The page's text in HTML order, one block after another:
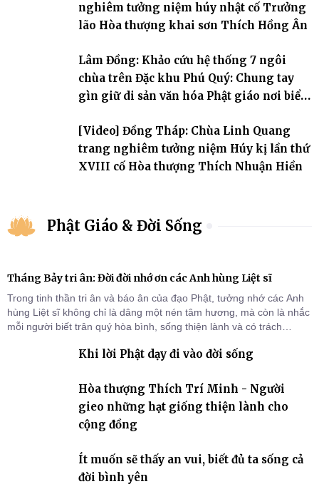
nghiêm tưởng niệm húy nhật cố Trưởng
lão Hòa thượng khai sơn Thích Hồng Ân
Lâm Đồng: Khảo cứu hệ thống 7 ngôi
chùa trên Đặc khu Phú Quý: Chung tay
gìn giữ di sản văn hóa Phật giáo nơi biển
[Video] Đồng Tháp: Chùa Linh Quang
trang nghiêm tưởng niệm Húy kị lần thứ
XVIII cố Hòa thượng Thích Nhuận Hiền
Phật Giáo & Đời Sống
Tháng Bảy tri ân: Đời đời nhớ ơn các Anh hùng Liệt sĩ
Trong tinh thần tri ân và báo ân của đạo Phật, tưởng nhớ các Anh
hùng Liệt sĩ không chỉ là dâng một nén tâm hương, mà còn là nhắc
mỗi người biết trân quý hòa bình, sống thiện lành và có trách
Khi lời Phật dạy đi vào đời sống
Hòa thượng Thích Trí Minh - Người
gieo những hạt giống thiện lành cho
cộng đồng
Ít muốn sẽ thấy an vui, biết đủ ta sống cả
đời bình yên